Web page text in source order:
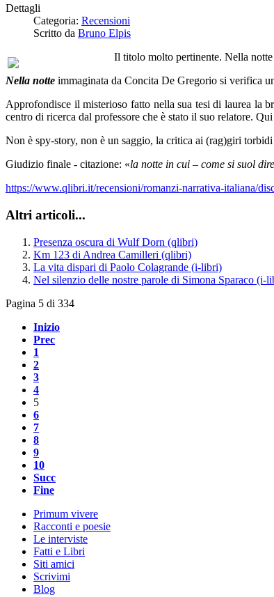
Dettagli
Categoria: Recensioni
Scritto da Bruno Elpis
Il titolo molto pertinente. Nella
Nella notte immaginata da Concita De Gregorio si verifica
Approfondisce il misterioso fatto nella sua tesi di laurea la
centro di ricerca dal professore che è stato il suo relatore.
Non è spy-story, non è un saggio, la critica ai (rag)giri
Giudizio finale - citazione: «la notte in cui – come si suol
https://www.qlibri.it/recensioni/romanzi-narrativa-italiana/
Altri articoli...
Presenza oscura di Wulf Dorn (qlibri)
Km 123 di Andrea Camilleri (qlibri)
La vita dispari di Paolo Colagrande (i-libri)
Nel silenzio delle nostre parole di Simona Sparaco (i-
Pagina 5 di 334
Inizio
Prec
1
2
3
4
5
6
7
8
9
10
Succ
Fine
Primum vivere
Racconti e poesie
Le interviste
Fatti e Libri
Siti amici
Scrivimi
Blog